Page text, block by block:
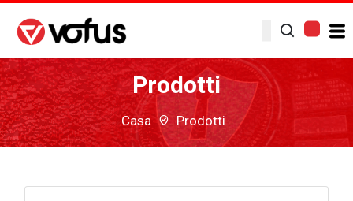
Prodotti
Casa Prodotti